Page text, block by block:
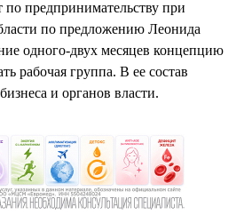
по предпринимательству при
по предложению Леонида
одного-двух месяцев концепцию
рабочая группа. В ее состав
и органов власти.